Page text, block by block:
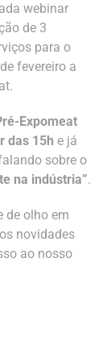
webinar
de 3
para o
fevereiro a
Expomeat
das 15h e já
sobre o
na indústria”.
de olho em
novidades
ao nosso